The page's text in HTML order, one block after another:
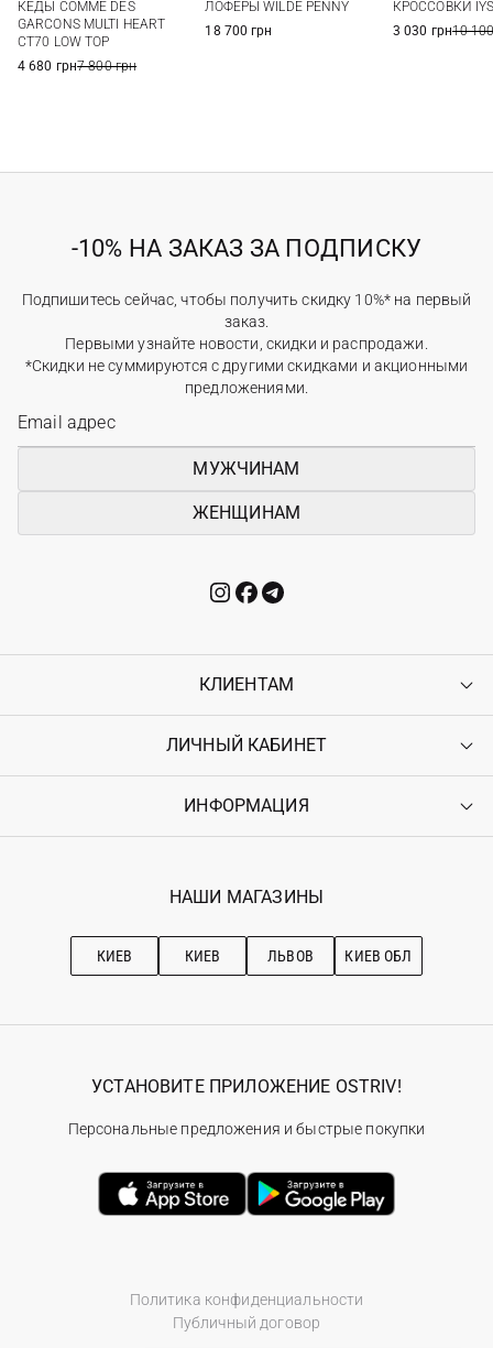
6
7
КЕДЫ COMME DES
GARCONS MULTI HEART
CT70 LOW TOP
4 680 грн7 800 грн
ЛОФЕРЫ WILDE PENNY
18 700 грн
КРОССОВКИ
3 030 грн10
-10% НА ЗАКАЗ ЗА ПОДПИСКУ
Подпишитесь сейчас, чтобы получить скидку 10%* на первый
заказ.
Первыми узнайте новости, скидки и распродажи.
*Скидки не суммируются с другими скидками и акционными
предложениями.
МУЖЧИНАМ
ЖЕНЩИНАМ
КЛИЕНТАМ
Контакты
Возврат
Гарантия
ЛИЧНЫЙ КАБИНЕТ
Войти
Ostriv Club+
ИНФОРМАЦИЯ
Наши магазини
Рекомендации по уходу
НАШИ МАГАЗИНЫ
КИЕВ КИЕВ ЛЬВОВ КИЕВ ОБЛ
Политика конфиденциальности
Публичный договор
УСТАНОВИТЕ ПРИЛОЖЕНИЕ OSTRIV!
Персональные предложения и быстрые покупки